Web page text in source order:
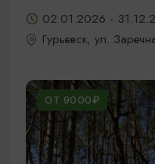
02.01.2026 -
Гурьевск, ул.
ОТ 9000₽